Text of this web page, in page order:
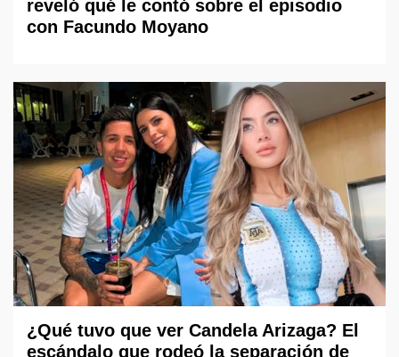
reveló qué le contó sobre el episodio
con Facundo Moyano
¿Qué tuvo que ver Candela Arizaga? El
escándalo que rodeó la separación de